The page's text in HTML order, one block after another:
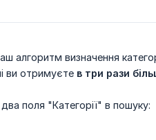
алгоритм визначення
ви отримуєте в три рази
поля "Категорії" в пошуку: